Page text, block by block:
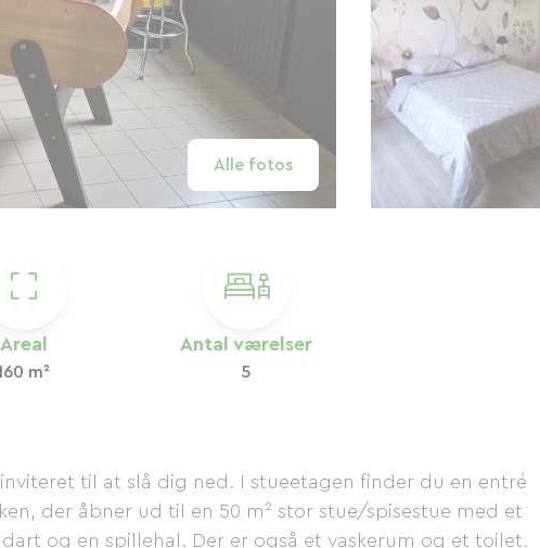
Alle fotos
Areal
m²
Antal værelser
5
til at slå dig ned. I stueetagen finder du en entré
der åbner ud til en 50 m² stor stue/spisestue med et
og en spillehal. Der er også et vaskerum og et toilet.